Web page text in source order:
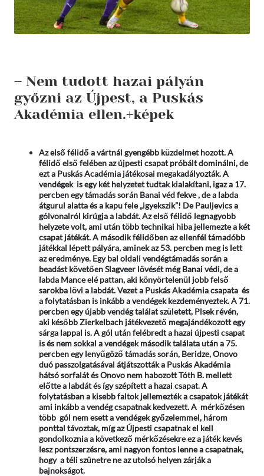
– Nem tudott hazai pályán
győzni az Újpest, a Puskás
Akadémia ellen.+képek
Az első félidő a vártnál gyengébb küzdelmet hozott. A
félidő első felében az újpesti csapat próbált dominálni, de
ezt a Puskás Académia játékosai megakadályozták. A
vendégek is egy két helyzetet tudtak kialakítani, igaz a 17.
percben egy támadás során Banai véd fekve , de a labda
átgurul alatta és a kapu fele „igyekszik”! De Pauljevics a
gólvonalról kirúgja a labdát. Az első félidő legnagyobb
helyzete volt, ami után több technikai hiba jellemezte a két
csapat játékát. A második félidőben az ellenfél támadóbb
játékkal lépett pályára, aminek az 53. percben meg is lett
az eredménye. Egy bal oldali vendégtámadás során a
beadást követően Slagveer lövését még Banai védi, de a
labda Mance elé pattan, aki könyörtelenül jobb felső
sarokba lövi a labdát. Vezet a Puskás Akadémia csapata és
a folytatásban is inkább a vendégek kezdeményeztek. A 71.
percben egy újabb vendég találat született, Plsek révén,
aki később Zierkelbach játékvezető megajándékozott egy
sárga lappal is. A gól után felébredt a hazai újpesti csapat
is és nem sokkal a vendégek második találata után a 75.
percben egy lenyűgöző támadás során, Beridze, Onovo
duó passzolgatásával átjátszották a Puskás Akadémia
hátsó sorfalát és Onovo nem habozott Tóth B. mellett
előtte a labdát és így szépített a hazai csapat. A
folytatásban a kisebb faltok jellemezték a csapatok játékát
ami inkább a vendég csapatnak kedvezett. A mérkőzésen
több gól nem esett a vendégek győzelemmel, három
ponttal távoztak, míg az Újpesti csapatnak el kell
gondolkoznia a következő mérkőzésekre ez a játék kevés
lesz pontszerzésre, ami nagyon fontos lenne a csapatnak,
hogy a téli szünetre ne az utolsó helyen zárják a
bajnokságot.